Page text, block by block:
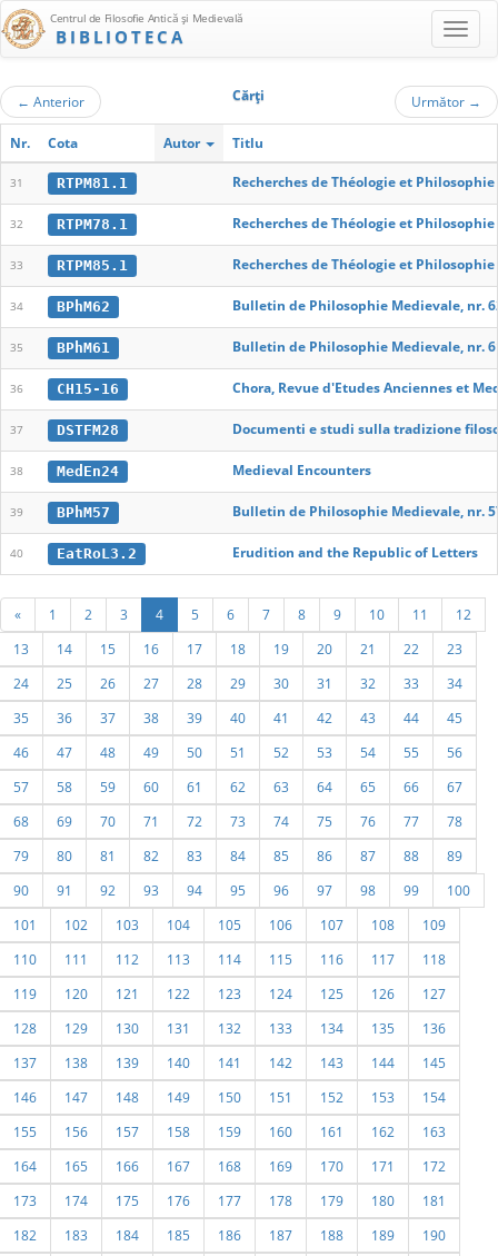
Centrul de Filosofie Antică şi Medievală
BIBLIOTECA
← Anterior Cărţi Următor →
Nr. Cota Autor Titlu
31 RTPM81.1 Recherches de Théologie et
32 RTPM78.1 Recherches de Théologie et
33 RTPM85.1 Recherches de Théologie et
34 BPhM62 Bulletin de Philosophie Medievale, nr.
35 BPhM61 Bulletin de Philosophie Medievale, nr.
36 CH15-16 Chora, Revue d'Etudes Anciennes et
37 DSTFM28 Documenti e studi sulla tradizione
38 MedEn24 Medieval Encounters
39 BPhM57 Bulletin de Philosophie Medievale, nr.
40 EatRoL3.2 Erudition and the Republic of Letters
« 1 2 3 4 5 6 7 8 9 10 11
12
13
14 15 16 17 18 19 20 21 22
23
24
25 26 27 28 29 30 31 32 33
34
35
36 37 38 39 40 41 42 43 44
45
46
47 48 49 50 51 52 53 54 55
56
57
58 59 60 61 62 63 64 65 66
67
68
69 70 71 72 73 74 75 76 77
78
79
80 81 82 83 84 85 86 87 88
89
90
91 92 93 94 95 96 97 98 99
100
101
102 103 104 105 106 107 108
109
110
111 112 113 114 115 116 117
118
119
120 121 122 123 124 125 126
127
128
129 130 131 132 133 134 135
136
137
138 139 140 141 142 143 144
145
146
147 148 149 150 151 152 153
154
155
156 157 158 159 160 161 162
163
164
165 166 167 168 169 170 171
172
173
174 175 176 177 178 179 180
181
182
183 184 185 186 187 188 189
190